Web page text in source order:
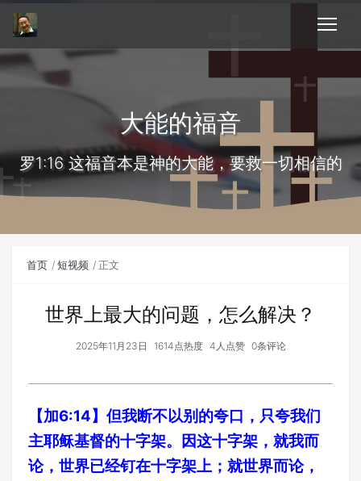
大能的福音
罗1:16 这福音本是神的大能，要救一切相信的
首页 短视频 正文
世界上最大的问题，怎么解决？
2025年11月23日 1614点热度 4人点赞 0条评论
【加6:14】但我断不以别的夸口，只夸我们
主耶稣基督的十字架。因这十字架，就我而
论，世界已经钉在十字架上；就世界而论，